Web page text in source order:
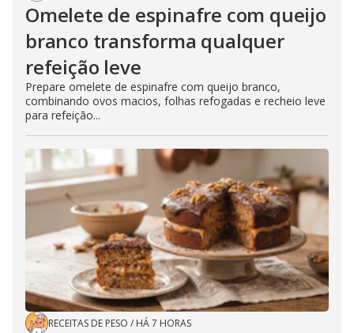
Omelete de espinafre com queijo
branco transforma qualquer
refeição leve
Prepare omelete de espinafre com queijo branco,
combinando ovos macios, folhas refogadas e recheio leve
para refeição...
RECEITAS DE PESO / HÁ 7 HORAS